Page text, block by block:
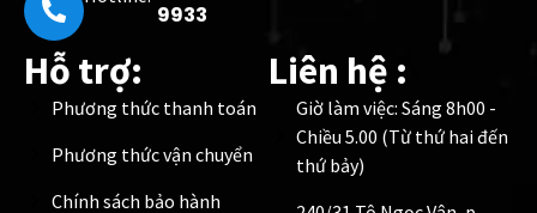
9933
Hỗ trợ:
Phương thức thanh toán
Phương thức vận chuyển
Chính sách bảo hành
Liên hệ :
Giờ làm việc: Sáng 8h00 -
Chiều 5.00 (Từ thứ hai đến
thứ bảy)